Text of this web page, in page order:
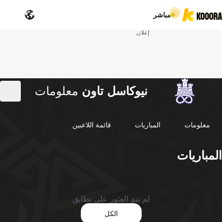
مباشر
إعلان
نيوكاسل تاون معلومات
معلومات المباريات قائمة اللاعبين
المباريات
لم يتم العثور على تطابق
الكل